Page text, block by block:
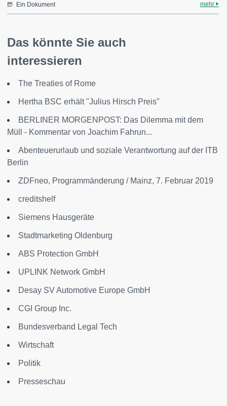
Ein Dokument mehr
Das könnte Sie auch
interessieren
The Treaties of Rome
Hertha BSC erhält "Julius Hirsch Preis"
BERLINER MORGENPOST: Das Dilemma mit dem
Müll - Kommentar von Joachim Fahrun...
Abenteuerurlaub und soziale Verantwortung auf der ITB
Berlin
ZDFneo, Programmänderung / Mainz, 7. Februar 2019
creditshelf
Siemens Hausgeräte
Stadtmarketing Oldenburg
ABS Protection GmbH
UPLINK Network GmbH
Desay SV Automotive Europe GmbH
CGI Group Inc.
Bundesverband Legal Tech
Wirtschaft
Politik
Presseschau